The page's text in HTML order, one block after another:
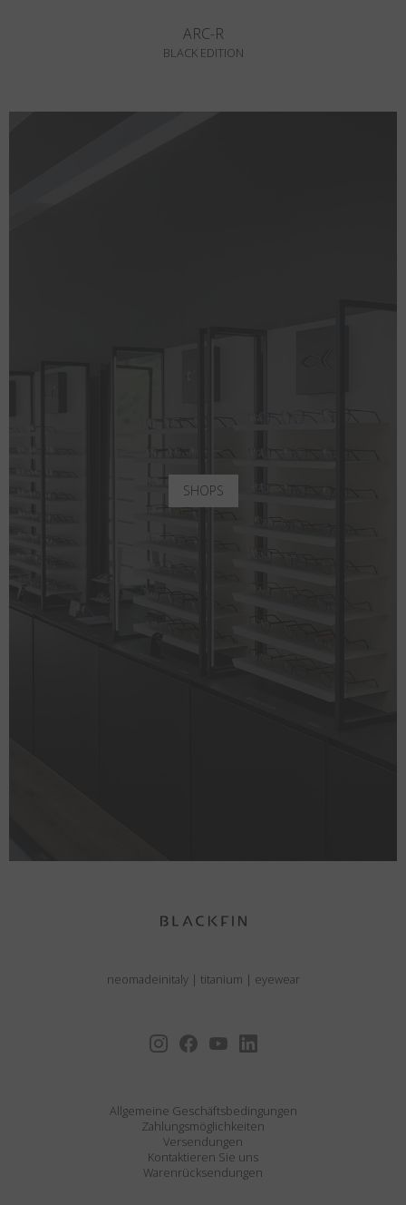
ARC-R
BLACK EDITION
SHOPS
neomadeinitaly | titanium | eyewear
Allgemeine Geschäftsbedingungen
Zahlungsmöglichkeiten
Versendungen
Kontaktieren Sie uns
Warenrücksendungen